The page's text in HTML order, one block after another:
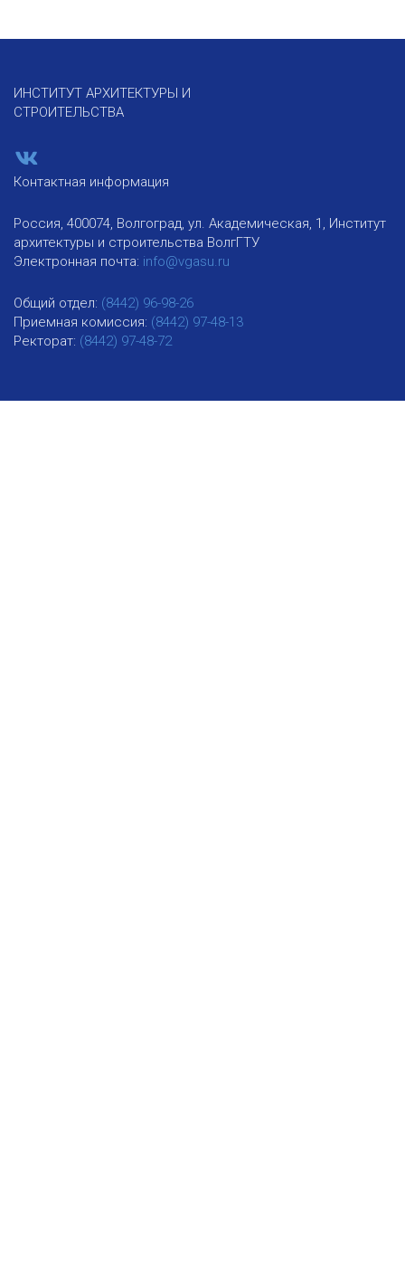
ИНСТИТУТ АРХИТЕКТУРЫ И
СТРОИТЕЛЬСТВА
Контактная информация
Россия, 400074, Волгоград, ул. Академическая, 1, Институт
архитектуры и строительства ВолгГТУ
Электронная почта: info@vgasu.ru
Общий отдел: (8442) 96-98-26
Приемная комиссия: (8442) 97-48-13
Ректорат: (8442) 97-48-72